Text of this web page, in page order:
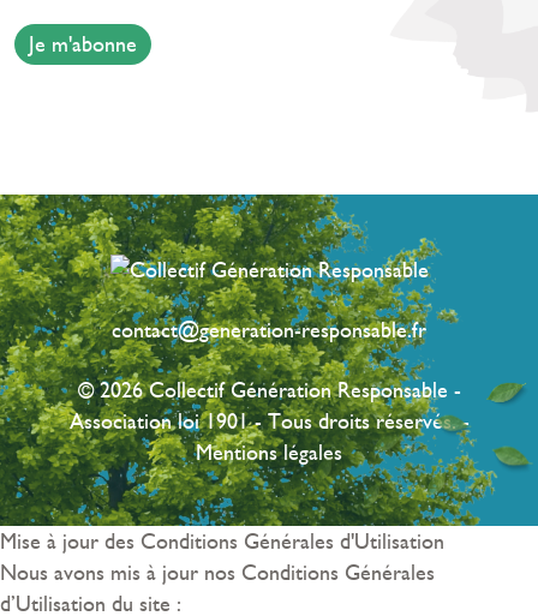
Je m'abonne
contact@generation-responsable.fr
© 2026 Collectif Génération Responsable -
Association loi 1901 - Tous droits réservés. -
Mentions légales
Mise à jour des Conditions Générales d'Utilisation
Nous avons mis à jour nos Conditions Générales
d’Utilisation du site :